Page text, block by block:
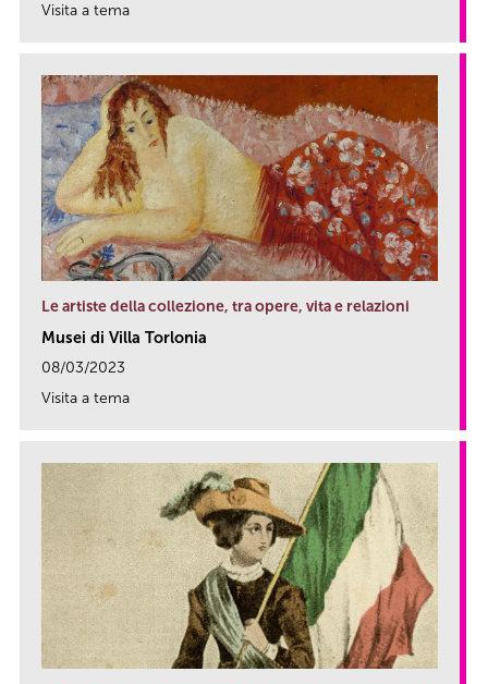
Visita a tema
Le artiste della collezione, tra opere, vita e relazioni
Musei di Villa Torlonia
08/03/2023
Visita a tema